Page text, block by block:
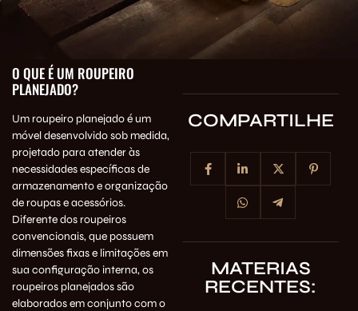
O QUE É UM ROUPEIRO
PLANEJADO?
Um roupeiro planejado é um
móvel desenvolvido sob medida,
projetado para atender às
necessidades específicas de
armazenamento e organização
de roupas e acessórios.
Diferente dos roupeiros
convencionais, que possuem
dimensões fixas e limitações em
sua configuração interna, os
roupeiros planejados são
elaborados em conjunto com o
COMPARTILHE
MATERIAS
RECENTES: